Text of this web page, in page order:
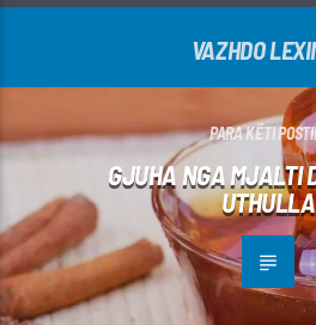
VAZHDO
PARA KËTI
GJUHA NGA MJALTI
UTHULLA